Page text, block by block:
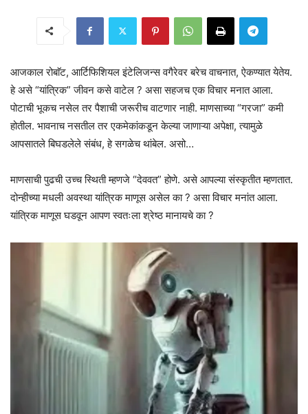
आजकाल रोबाॅट, आर्टिफिशियल इंटेलिजन्स वगैरेवर बरेच वाचनात, ऐकण्यात येतेय.
हे असे “यांत्रिक” जीवन कसे वाटेल ? असा सहजच एक विचार मनात आला.
पोटाची भूकच नसेल तर पैशाची जरूरीच वाटणार नाही. माणसाच्या “गरजा” कमी
होतील. भावनाच नसतील तर एकमेकांकडून केल्या जाणाऱ्या अपेक्षा, त्यामुळे
आपसातले बिघडलेले संबंध, हे सगळेच थांबेल. असो…
माणसाची पुढची उच्च स्थिती म्हणजे “देववत” होणे. असे आपल्या संस्कृतीत म्हणतात.
दोन्हीच्या मधली अवस्था यांत्रिक माणूस असेल का ? असा विचार मनांत आला.
यांत्रिक माणूस घडवून आपण स्वतःला श्रेष्ठ मानायचे का ?